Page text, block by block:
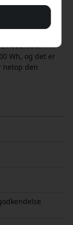
deres regler.
powerbank på
mAh
Wh, og det er
den